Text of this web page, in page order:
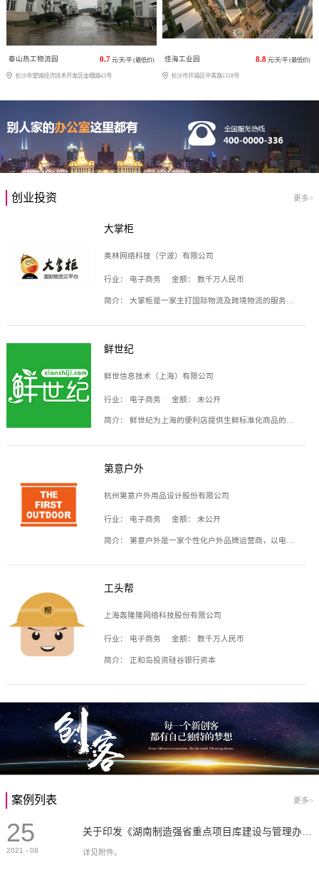
泰山热工物流园 0.7 元/天/平 (最低价)
长沙市望城经济技术开发区金穗路43号
佳海工业园 8.8 元/天/平 (最低价)
长沙市开福区中青路1318号
创业投资 更多>
大掌柜
奥林网络科技（宁波）有限公司
行业： 电子商务 金额： 数千万人民币
简介： 大掌柜是一家主打国际物流及跨境物流的服务云平台，致力于帮助全球国际物流企业在互联网上建立自己的平台，核心产品包括运价通、生意通、业务通、订舱通、招财通等，奥林网络科技（宁波）有限公司旗下产品。
鲜世纪
鲜世信息技术（上海）有限公司
行业： 电子商务 金额： 未公开
简介： 鲜世纪为上海的便利店提供生鲜标准化商品的供应链服务，帮商家解决生鲜采购、运营问题，帮助商家销售。平台提供的商品覆盖果蔬肉类、常温与低温奶制品、冷冻食品、零食饮料、粮油副食、居家洗护等多个品类，上架SKU3000余个。公司建立了近万平方米的仓储场地和物流配送体系，为合作商家提供快速配送服务。
第意户外
杭州第意户外用品设计股份有限公司
行业： 电子商务 金额： 未公开
简介： 第意户外是一家个性化户外品牌运营商，以电子商务为主要载体，主要从事户外产品的设计、生产、销售业务，产品包含冲锋衣、户外鞋、户外背包等。
工头帮
上海轰隆隆网络科技股份有限公司
行业： 电子商务 金额： 数千万人民币
简介： 正和岛投资硅谷银行资本
案例列表 更多>
25
2021 - 08 详见附件。